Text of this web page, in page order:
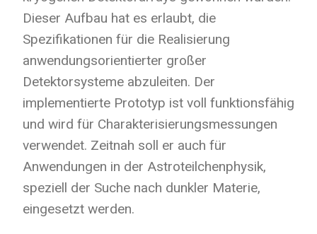
Dieser Aufbau hat es erlaubt, die
Spezifikationen für die Realisierung
anwendungsorientierter großer
Detektorsysteme abzuleiten. Der
implementierte Prototyp ist voll funktionsfähig
und wird für Charakterisierungsmessungen
verwendet. Zeitnah soll er auch für
Anwendungen in der Astroteilchenphysik,
speziell der Suche nach dunkler Materie,
eingesetzt werden.